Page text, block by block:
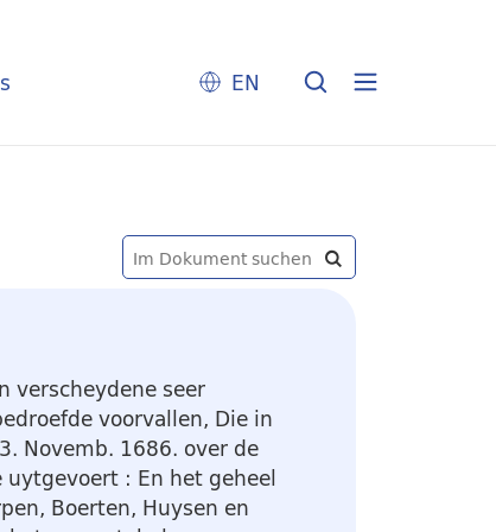
EN
verscheydene seer
voorvallen, Die in
Novemb. 1686. over de
uytgevoert : En het geheel
Boerten, Huysen en